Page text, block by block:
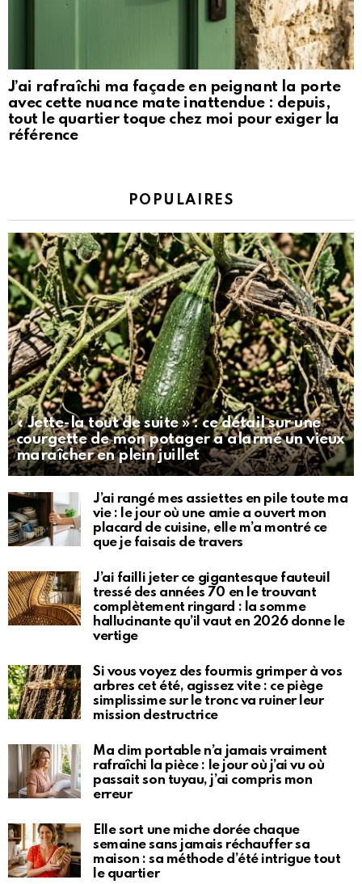
J’ai rafraîchi ma façade en peignant la porte
avec cette nuance mate inattendue : depuis,
tout le quartier toque chez moi pour exiger la
référence
POPULAIRES
« Jette-la tout de suite » : ce détail sur une
courgette de mon potager a alarmé un vieux
maraîcher en plein juillet
J’ai rangé mes assiettes en pile toute ma
vie : le jour où une amie a ouvert mon
placard de cuisine, elle m’a montré ce
que je faisais de travers
J’ai failli jeter ce gigantesque fauteuil
tressé des années 70 en le trouvant
complètement ringard : la somme
hallucinante qu’il vaut en 2026 donne le
vertige
Si vous voyez des fourmis grimper à vos
arbres cet été, agissez vite : ce piège
simplissime sur le tronc va ruiner leur
mission destructrice
Ma clim portable n’a jamais vraiment
rafraîchi la pièce : le jour où j’ai vu où
passait son tuyau, j’ai compris mon
erreur
Elle sort une miche dorée chaque
semaine sans jamais réchauffer sa
maison : sa méthode d’été intrigue tout
le quartier